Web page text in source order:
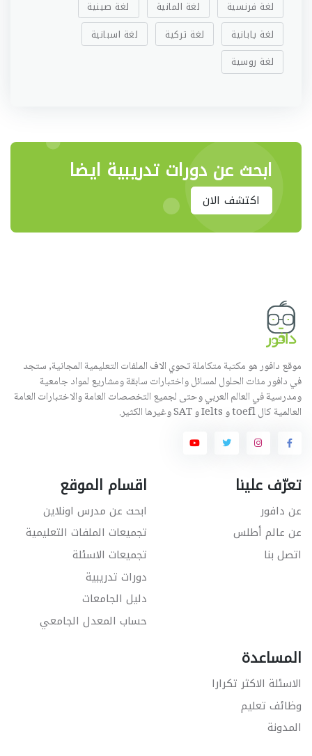
لغة فرنسية
لغة المانية
لغة صينية
لغة يابانية
لغة تركية
لغة اسبانية
لغة روسية
ابحث عن دورات تدريبية ايضا
اكتشف الان
موقع دافور هو مكتبة متكاملة تحوي الاف الملفات التعليمية المجانية, ستجد
في دافور مئات الحلول لمسائل واختبارات سابقة ومشاريع لمواد جامعية
ومدرسية في العالم العربي وحتى لجميع التخصصات العامة والاختبارات العامة
العالمية كال toefl و Ielts و SAT وغيرها الكثير.
تعرّف علينا
عن دافور
عن عالم أطلس
اتصل بنا
اقسام الموقع
ابحث عن مدرس اونلاين
تجميعات الملفات التعليمية
تجميعات الاسئلة
دورات تدريبية
دليل الجامعات
حساب المعدل الجامعي
المساعدة
الاسئلة الاكثر تكرارا
وظائف تعليم
المدونة